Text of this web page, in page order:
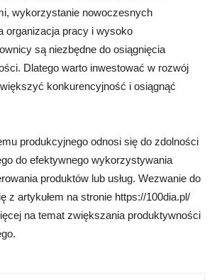
wykorzystanie nowoczesnych
organizacja pracy i wysoko
są niezbędne do osiągnięcia
Dlatego warto inwestować w rozwój
konkurencyjność i osiągnąć
produkcyjnego odnosi się do zdolności
do efektywnego wykorzystywania
produktów lub usług. Wezwanie do
z artykułem na stronie https://100dia.pl/
na temat zwiększania produktywności